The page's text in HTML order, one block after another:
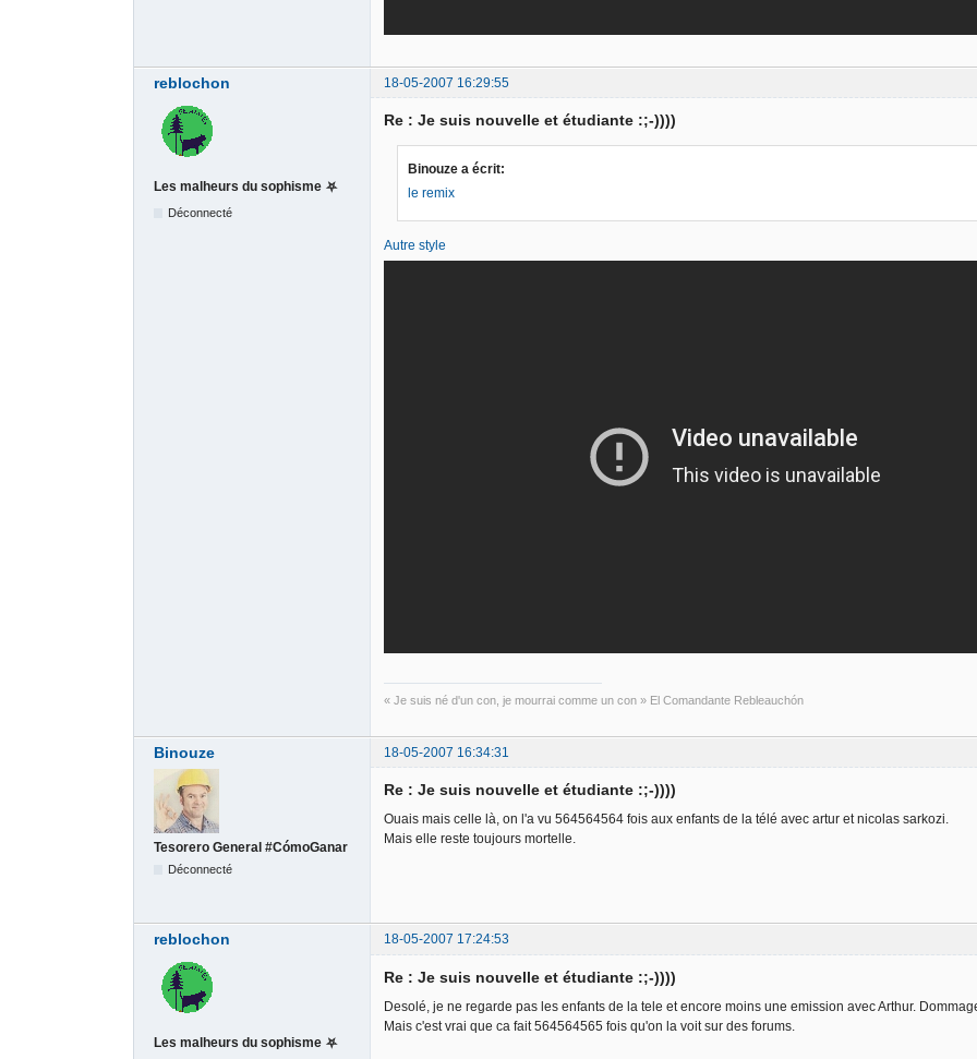
reblochon 18-05-2007 16:29:55
Les malheurs du sophisme ⛧
Déconnecté
Re : Je suis nouvelle et étudiante :;-))))
Binouze a écrit:
le remix
Autre style
« Je suis né d'un con, je mourrai comme un con » El Comandante Rebleauchón
Binouze 18-05-2007 16:34:31
Tesorero General #CómoGanar
Déconnecté
Re : Je suis nouvelle et étudiante :;-))))
Ouais mais celle là, on l'a vu 564564564 fois aux enfants de la télé avec artur et nicolas sarkozi.
Mais elle reste toujours mortelle.
reblochon 18-05-2007 17:24:53
Les malheurs du sophisme ⛧
Re : Je suis nouvelle et étudiante :;-))))
Desolé, je ne regarde pas les enfants de la tele et encore moins une emission avec Arthur.
Mais c'est vrai que ca fait 564564565 fois qu'on la voit sur des forums.